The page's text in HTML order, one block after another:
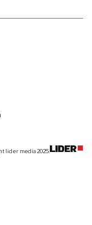
lider media 2025.